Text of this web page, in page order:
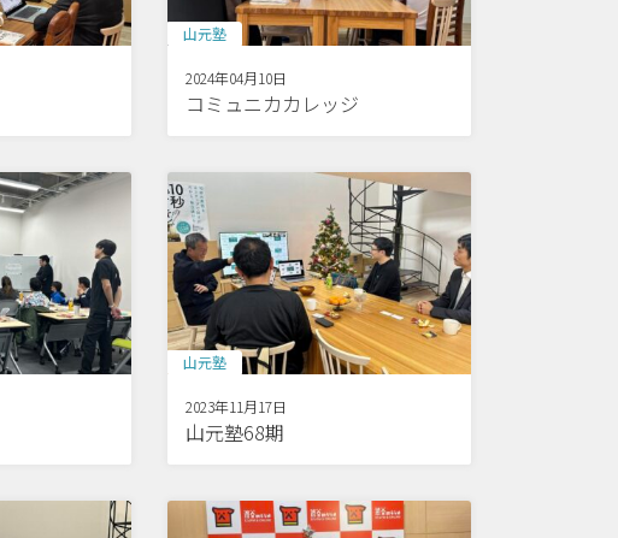
山元塾
2024年04月10日
コミュニカカレッジ
山元塾
2023年11月17日
山元塾68期